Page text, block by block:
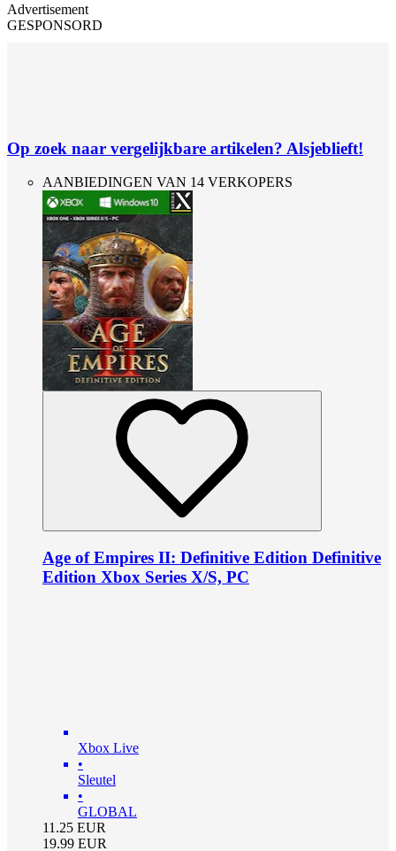
Advertisement
GESPONSORD
Op zoek naar vergelijkbare artikelen? Alsjeblieft!
AANBIEDINGEN VAN 14 VERKOPERS
Age of Empires II: Definitive Edition Definitive
Edition Xbox Series X/S, PC
Xbox Live
•
Sleutel
•
GLOBAL
11.25 EUR
19.99 EUR